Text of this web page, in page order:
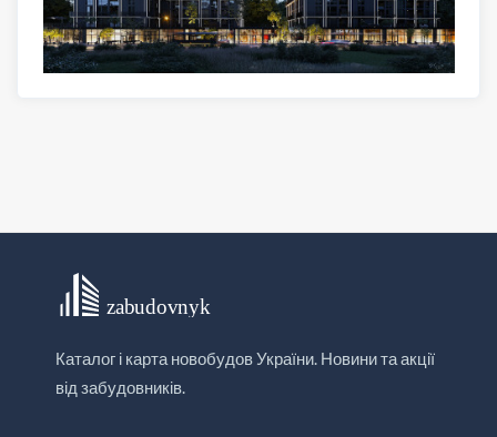
Каталог і карта новобудов України. Новини та акції
від забудовників.